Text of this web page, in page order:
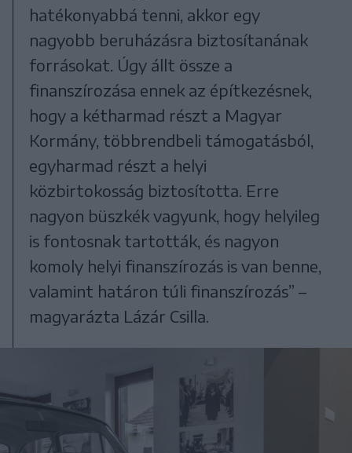
hatékonyabbá tenni, akkor egy
nagyobb beruházásra biztosítanának
forrásokat. Úgy állt össze a
finanszírozása ennek az építkezésnek,
hogy a kétharmad részt a Magyar
Kormány, többrendbeli támogatásból,
egyharmad részt a helyi
közbirtokosság biztosította. Erre
nagyon büszkék vagyunk, hogy helyileg
is fontosnak tartották, és nagyon
komoly helyi finanszírozás is van benne,
valamint határon túli finanszírozás” –
magyarázta Lázár Csilla.